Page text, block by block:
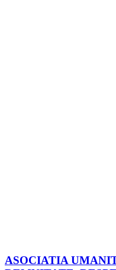
ASOCIATIA